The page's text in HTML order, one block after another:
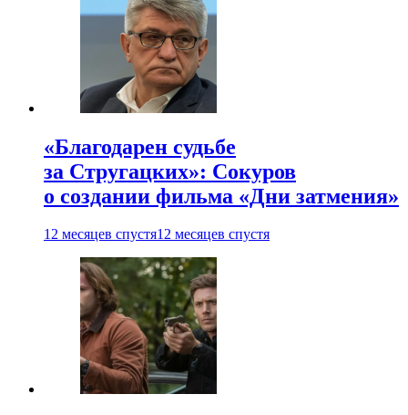
«Благодарен судьбе
за Стругацких»: Сокуров
о создании фильма «Дни затмения»
12 месяцев спустя12 месяцев спустя